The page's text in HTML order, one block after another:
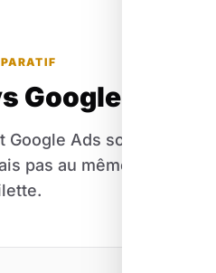
Google Ads
Google Ads sont
pas au même prix de